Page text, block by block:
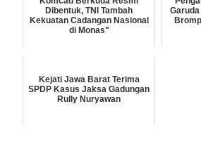
Dibentuk, TNI Tambah
Kekuatan Cadangan Nasional
di Monas"
Kejati Jawa Barat Terima
SPDP Kasus Jaksa Gadungan
Rully Nuryawan